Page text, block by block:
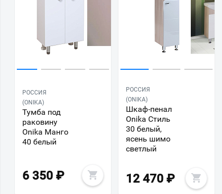
РОССИЯ
(ONIKA)
Тумба под
раковину
Onika Манго
40 белый
6 350 ₽
РОССИЯ
(ONIKA)
Шкаф-пенал
Onika Стиль
30 белый,
ясень шимо
светлый
12 470 ₽